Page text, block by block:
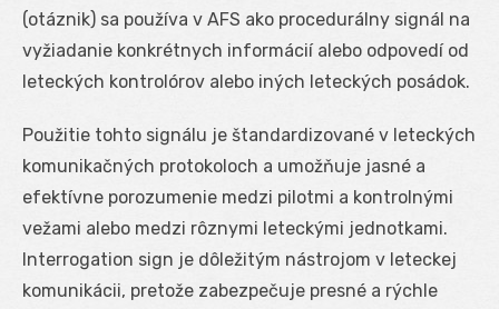
(otáznik) sa používa v AFS ako procedurálny signál na
vyžiadanie konkrétnych informácií alebo odpovedí od
leteckých kontrolórov alebo iných leteckých posádok.
Použitie tohto signálu je štandardizované v leteckých
komunikačných protokoloch a umožňuje jasné a
efektívne porozumenie medzi pilotmi a kontrolnými
vežami alebo medzi rôznymi leteckými jednotkami.
Interrogation sign je dôležitým nástrojom v leteckej
komunikácii, pretože zabezpečuje presné a rýchle